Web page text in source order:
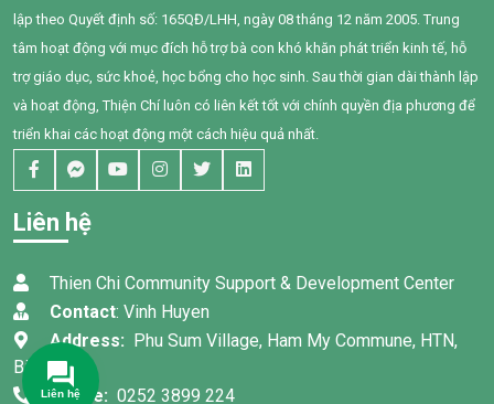
lập theo Quyết định số: 165QĐ/LHH, ngày 08 tháng 12 năm 2005. Trung
tâm hoạt động với mục đích hỗ trợ bà con khó khăn phát triển kinh tế, hỗ
trợ giáo dục, sức khoẻ, học bổng cho học sinh. Sau thời gian dài thành lập
và hoạt động, Thiện Chí luôn có liên kết tốt với chính quyền địa phương để
triển khai các hoạt động một cách hiệu quả nhất.
Liên hệ
Thien Chi Community Support & Development Center
Contact: Vinh Huyen
Address: Phu Sum Village, Ham My Commune, HTN,
Binh Thuan
Phone: 0252 3899 224
Liên hệ